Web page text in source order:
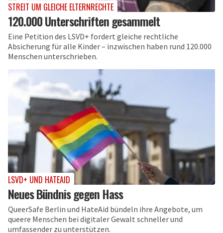
STREIT UM GLEICHE ELTERNRECHTE
120.000 Unterschriften gesammelt
Eine Petition des LSVD+ fordert gleiche rechtliche
Absicherung für alle Kinder – inzwischen haben rund 120.000
Menschen unterschrieben.
LSVD+ UND HATEAID
Neues Bündnis gegen Hass
QueerSafe Berlin und HateAid bündeln ihre Angebote, um
queere Menschen bei digitaler Gewalt schneller und
umfassender zu unterstützen.